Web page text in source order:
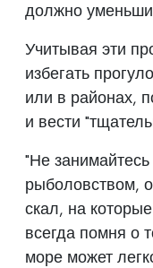
должно
Учитывая эти
избегать
или в районах,
и вести
"Не
рыболовством,
скал, на
всегда помня о
море может